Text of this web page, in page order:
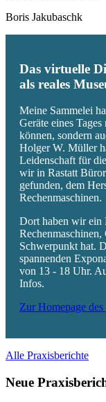
Boris Jakubaschk
Das virtuelle
als reales
Meine Sammelei
Geräte eines
können, sondern
Holger W. Müller
Leidenschaft für
wir in Rastatt
gefunden, dem
Rechenmaschinen.
Dort haben wir ein
Schwerpunkt hat.
spannenden
von 13 - 18 Uhr.
Infos.
Zur Homepage
Alle Praxisberichte
Neue